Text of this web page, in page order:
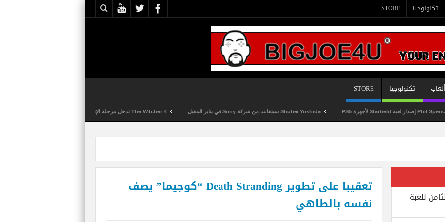
تكنولوجيا STORE
ألعاب تكنولوجيا
STORE
Shuhei Yoshida سيتقاعد من شركة Sony في يناير المقبل The Witcher 4 تدخل مرحلة الإنتاج الكامل
تعقيبا على تطوير Death Stranding “كوجيما” يصف
نفسه بالطاهي
للعبة